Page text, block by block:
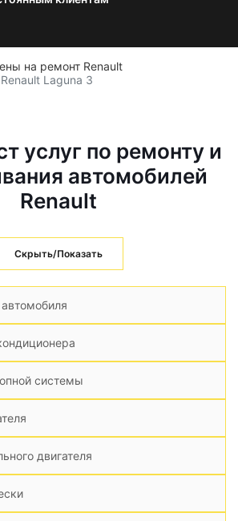
на ремонт Renault
Laguna 3
услуг по ремонту и
автомобилей
Renault
Скрыть/Показать
системы
двигателя